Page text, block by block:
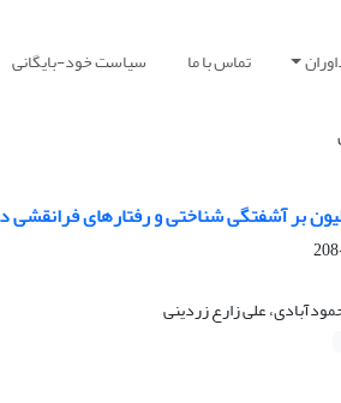
تماس با ما سیاست خود-بایگانی
بر آشفتگی شناختی و رفتارهای فرانقشی
علی زارع زردینی